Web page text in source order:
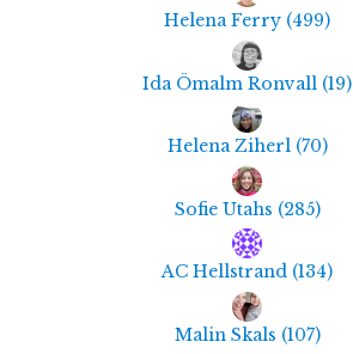
Helena Ferry (499)
Ida Ömalm Ronvall (19)
Helena Ziherl (70)
Sofie Utahs (285)
AC Hellstrand (134)
Malin Skals (107)